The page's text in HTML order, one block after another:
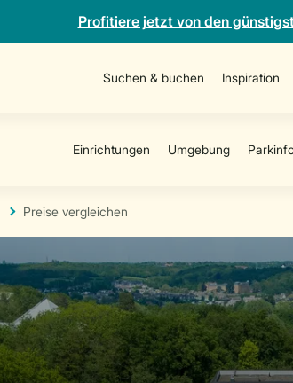
Profitiere jetzt von den
Suchen & buchen Inspiration
Preise vergleichen